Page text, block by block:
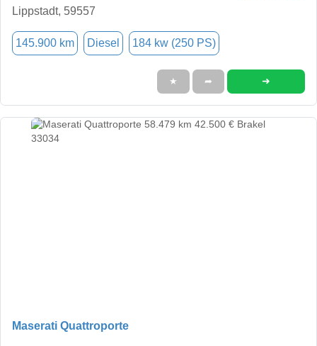
Lippstadt, 59557
145.900 km Diesel 184 kw (250 PS)
★ ➦ ➜
Maserati Quattroporte